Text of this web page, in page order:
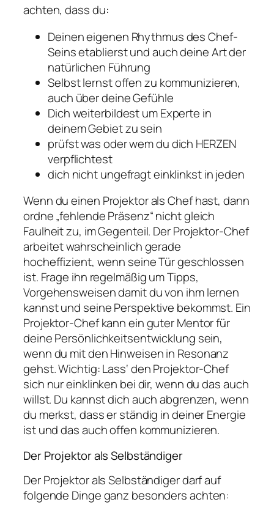
achten, dass du:
Deinen eigenen Rhythmus des Chef-
Seins etablierst und auch deine Art der
natürlichen Führung
Selbst lernst offen zu kommunizieren,
auch über deine Gefühle
Dich weiterbildest um Experte in
deinem Gebiet zu sein
prüfst was oder wem du dich HERZEN
verpflichtest
dich nicht ungefragt einklinkst in jeden
Wenn du einen Projektor als Chef hast, dann
ordne „fehlende Präsenz“ nicht gleich
Faulheit zu, im Gegenteil. Der Projektor-Chef
arbeitet wahrscheinlich gerade
hocheffizient, wenn seine Tür geschlossen
ist. Frage ihn regelmäßig um Tipps,
Vorgehensweisen damit du von ihm lernen
kannst und seine Perspektive bekommst. Ein
Projektor-Chef kann ein guter Mentor für
deine Persönlichkeitsentwicklung sein,
wenn du mit den Hinweisen in Resonanz
gehst. Wichtig: Lass‘ den Projektor-Chef
sich nur einklinken bei dir, wenn du das auch
willst. Du kannst dich auch abgrenzen, wenn
du merkst, dass er ständig in deiner Energie
ist und das auch offen kommunizieren.
Der Projektor als Selbständiger
Der Projektor als Selbständiger darf auf
folgende Dinge ganz besonders achten: